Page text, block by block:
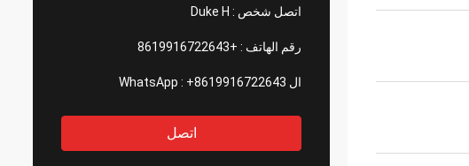
اتصل شخص : Duke H
رقم الهاتف : +8619916722643
ال WhatsApp : +8619916722643
اتصل